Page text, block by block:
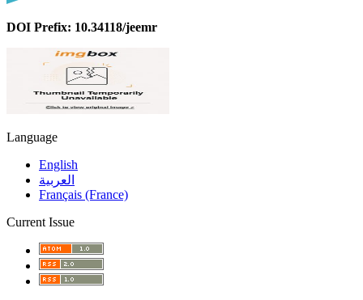
DOI Prefix: 10.34118/jeemr
Language
English
العربية
Français (France)
Current Issue